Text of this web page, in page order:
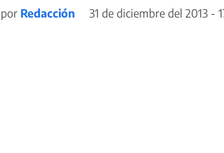
por Redacción 31 de diciembre del 2013 -